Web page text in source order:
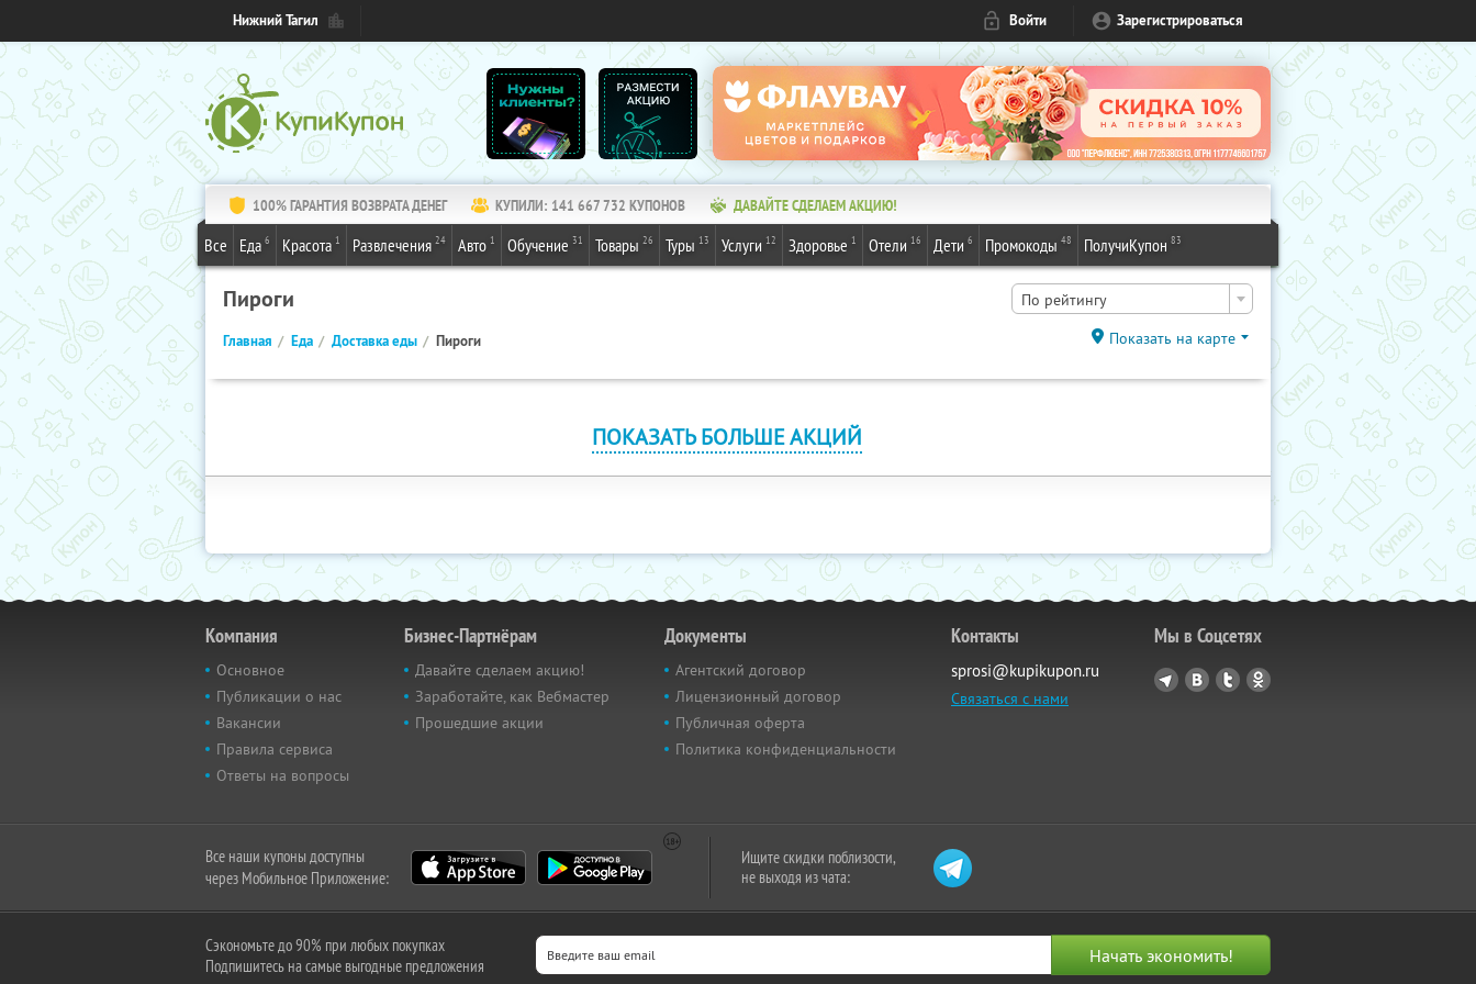
Нижний Тагил Войти Зарегистрироваться
100% ГАРАНТИЯ ВОЗВРАТА ДЕНЕГ КУПИЛИ: 141 667 732 КУПОНОВ ДАВАЙТЕ СДЕЛАЕМ АКЦИЮ!
Все Еда 6 Красота 1 Развлечения 24 Авто 1 Обучение 31 Товары 26 Туры 13 Услуги 12 Здоровье 1 Отели 16 Дети 6 Промокоды 48 ПолучиКупон 83
Пироги По рейтингу
Главная Еда Доставка еды Пироги Показать на карте
ПОКАЗАТЬ БОЛЬШЕ АКЦИЙ
Компания
Основное
Публикации о нас
Вакансии
Правила сервиса
Ответы на вопросы
Бизнес-Партнёрам
Давайте сделаем акцию!
Заработайте, как Вебмастер
Прошедшие акции
Документы
Агентский договор
Лицензионный договор
Публичная оферта
Политика конфиденциальности
Контакты
sprosi@kupikupon.ru
Связаться с нами
Мы в Соцсетях
Все наши купоны доступны
через Мобильное Приложение:
Ищите скидки поблизости,
не выходя из чата:
Сэкономьте до 90% при любых покупках
Подпишитесь на самые выгодные предложения